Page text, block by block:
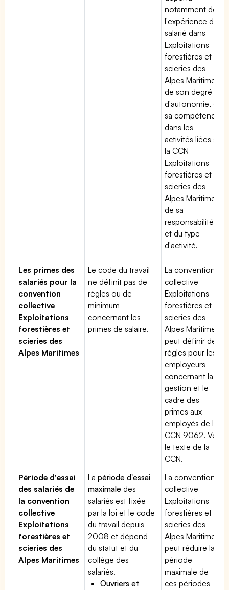
notamment de
l'expérience du
salarié dans
Exploitations
forestières et
scieries des
Alpes Maritimes,
de son degré
d'autonomie, de
sa compétence
dans les
activités liées à
la CCN
Exploitations
forestières et
scieries des
Alpes Maritimes,
de sa
responsabilité
et du type
d'activité.
Les primes des
salariés pour la
convention
collective
Exploitations
forestières et
scieries des
Alpes Maritimes
Le code du travail
ne définit pas de
règles ou de
minimum
concernant les
primes de salaire.
La convention
collective
Exploitations
forestières et
scieries des
Alpes Maritimes
peut définir des
règles pour les
employeurs
concernant la
gestion et le
cadre des
primes aux
employés de la
CCN 9062. Voir
le texte de la
CCN.
Période d'essai
des salariés de
la convention
collective
Exploitations
forestières et
scieries des
Alpes Maritimes
Lapériode d'essai
maximale des
salariés est fixée
par la loi et le code
du travail depuis
2008 et dépend
du statut et du
collège des
salariés.
Ouvriers et
La convention
collective
Exploitations
forestières et
scieries des
Alpes Maritimes
peut réduire la
période
maximale de
ces périodes